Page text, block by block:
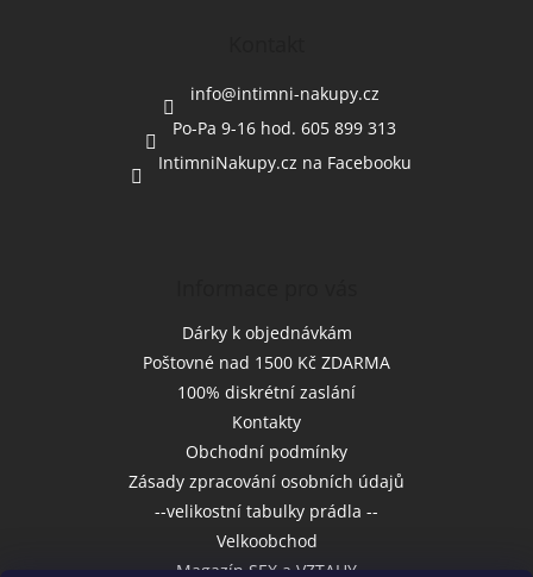
info@intimni-nakupy.cz
Po-Pa 9-16 hod. 605 899 313
IntimniNakupy.cz na Facebooku
Dárky k objednávkám
Poštovné nad 1500 Kč ZDARMA
100% diskrétní zaslání
Kontakty
Obchodní podmínky
Zásady zpracování osobních údajů
--velikostní tabulky prádla --
Velkoobchod
Magazín SEX a VZTAHY